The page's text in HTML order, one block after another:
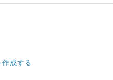
成する